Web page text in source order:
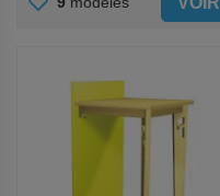
FAVORIS